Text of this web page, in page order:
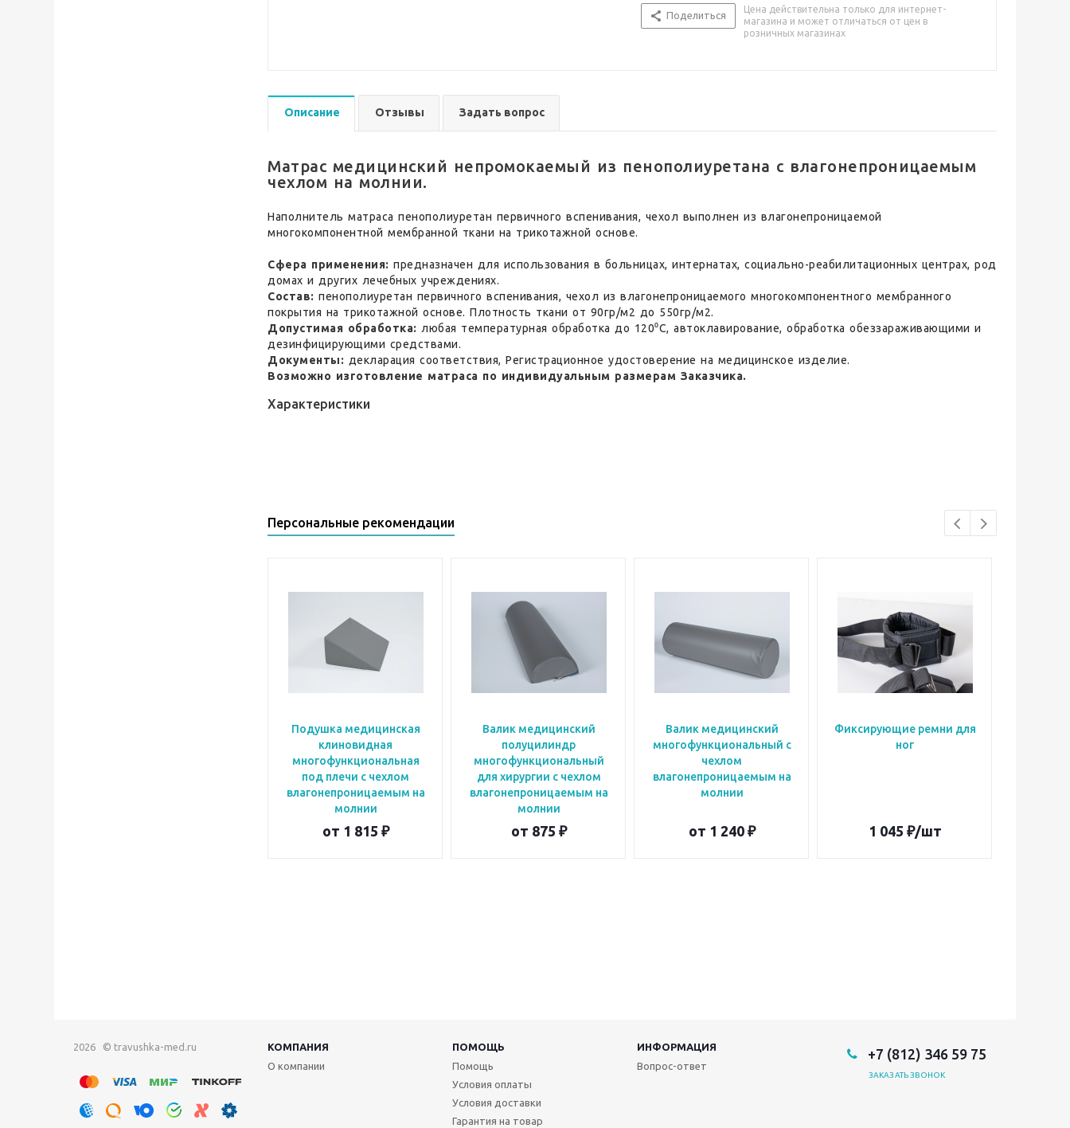
Поделиться
Цена действительна только для интернет-
магазина и может отличаться от цен в
розничных магазинах
Описание Отзывы Задать вопрос
Матрас медицинский непромокаемый из пенополиуретана с влагонепроницаемым
чехлом на молнии.
Наполнитель матраса пенополиуретан первичного вспенивания, чехол выполнен из влагонепроницаемой
многокомпонентной мембранной ткани на трикотажной основе.
Сфера применения: предназначен для использования в больницах, интернатах, социально-реабилитационных центрах, род
домах и других лечебных учреждениях.
Состав: пенополиуретан первичного вспенивания, чехол из влагонепроницаемого многокомпонентного мембранного
покрытия на трикотажной основе. Плотность ткани от 90гр/м2 до 550гр/м2.
Допустимая обработка: любая температурная обработка до 120⁰С, автоклавирование, обработка обеззараживающими и
дезинфицирующими средствами.
Документы: декларация соответствия, Регистрационное удостоверение на медицинское изделие.
Возможно изготовление матраса по индивидуальным размерам Заказчика.
Характеристики
Персональные рекомендации
Подушка медицинская
клиновидная
многофункциональная
под плечи с чехлом
влагонепроницаемым на
молнии
от 1 815 ₽
Валик медицинский
полуцилиндр
многофункциональный
для хирургии с чехлом
влагонепроницаемым на
молнии
от 875 ₽
Валик медицинский
многофункциональный с
чехлом
влагонепроницаемым на
молнии
от 1 240 ₽
Фиксирующие ремни для
ног
1 045 ₽/шт
2026 © travushka-med.ru КОМПАНИЯ ПОМОЩЬ
ИНФОРМАЦИЯ
О компании
Помощь
Условия оплаты
Условия доставки
Гарантия на товар
Вопрос-ответ
+7 (812) 346 59 75
ЗАКАЗАТЬ ЗВОНОК